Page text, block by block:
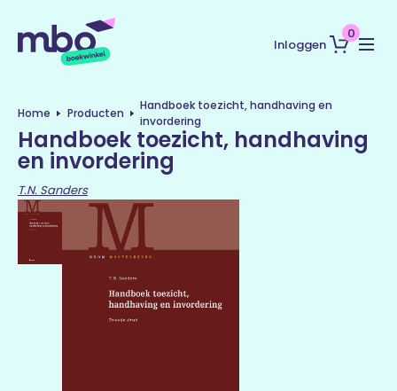
Inloggen
0
Home Producten
Handboek toezicht, handhaving en
invordering
Handboek toezicht, handhaving
en invordering
T.N. Sanders